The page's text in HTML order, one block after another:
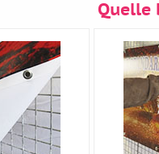
Quelle